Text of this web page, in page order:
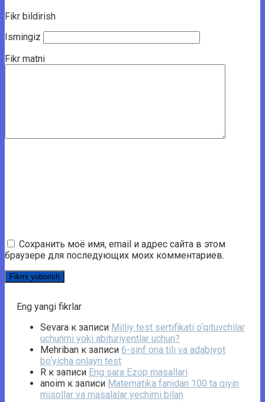
Fikr bildirish
Ismingiz
Fikr matni
Сохранить моё имя, email и адрес сайта в этом
браузере для последующих моих комментариев.
Eng yangi fikrlar
Sevara к записи Milliy test sertifikati o‘qituvchilar
uchunmi yoki abituriyentlar uchun?
Mehriban к записи 6-sinf ona tili va adabiyot
bo‘yicha onlayn test
R к записи Eng sara Ezop masallari
anoim к записи Matematika fanidan 100 ta qiyin
misollar va masalalar yechimi bilan